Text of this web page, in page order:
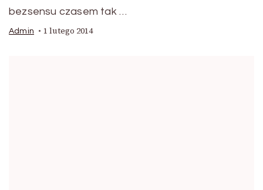
bezsensu czasem tak …
Admin 1 lutego 2014